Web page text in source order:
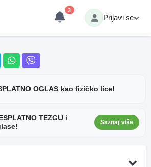
3
Prijavi se
OGLAS kao fizičko lice!
TEZGU i
Saznaj više